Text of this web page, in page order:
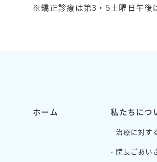
※矯正診療は第3・5土曜日午後
ホーム 私たちにつ
- 治療に対す
- 院長ごあい